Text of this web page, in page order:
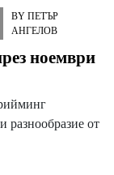
BY ПЕТЪР
АНГЕЛОВ
ноември
разнообразие от